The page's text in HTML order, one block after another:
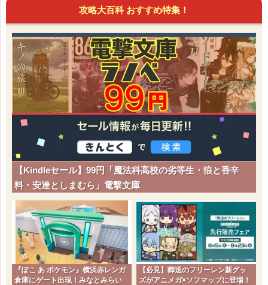
攻略大百科 おすすめ特集！
【Kindleセール】99円「魔法科高校の劣等生・狼と香辛
料・安達としまむら」電撃文庫
『ぽこ あ ポケモン』横浜赤レンガ
倉庫にゲート出現！みなとみらい
【必見】葬送のフリーレン新グッ
ズがアニメガ×ソフマップに登場！